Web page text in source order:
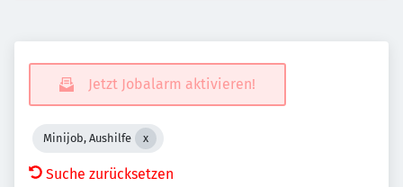
Jetzt Jobalarm aktivieren!
Minijob, Aushilfe
Suche zurücksetzen